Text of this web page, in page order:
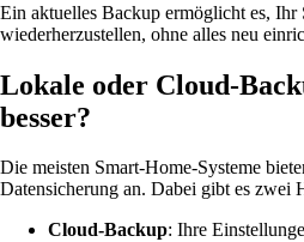
Ein aktuelles Backup ermöglicht es, Ihr
wiederherzustellen, ohne alles neu
Lokale oder Cloud-
besser?
Die meisten Smart-Home-Systeme
Datensicherung an. Dabei gibt es zwei
Cloud-Backup: Ihre